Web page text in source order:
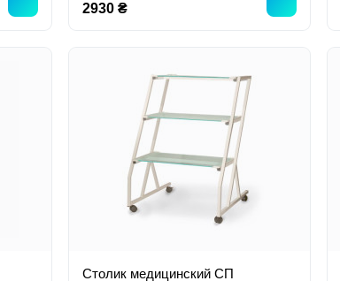
2930 ₴
Столик медицинский СП